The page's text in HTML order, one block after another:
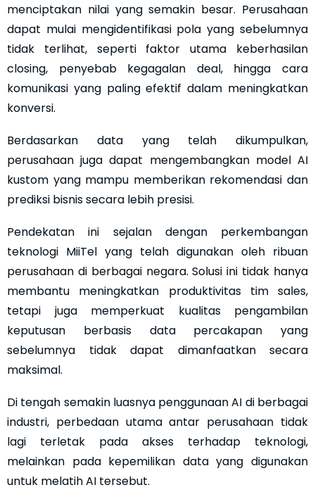
menciptakan nilai yang semakin besar. Perusahaan
dapat mulai mengidentifikasi pola yang sebelumnya
tidak terlihat, seperti faktor utama keberhasilan
closing, penyebab kegagalan deal, hingga cara
komunikasi yang paling efektif dalam meningkatkan
konversi.
Berdasarkan data yang telah dikumpulkan,
perusahaan juga dapat mengembangkan model AI
kustom yang mampu memberikan rekomendasi dan
prediksi bisnis secara lebih presisi.
Pendekatan ini sejalan dengan perkembangan
teknologi MiiTel yang telah digunakan oleh ribuan
perusahaan di berbagai negara. Solusi ini tidak hanya
membantu meningkatkan produktivitas tim sales,
tetapi juga memperkuat kualitas pengambilan
keputusan berbasis data percakapan yang
sebelumnya tidak dapat dimanfaatkan secara
maksimal.
Di tengah semakin luasnya penggunaan AI di berbagai
industri, perbedaan utama antar perusahaan tidak
lagi terletak pada akses terhadap teknologi,
melainkan pada kepemilikan data yang digunakan
untuk melatih AI tersebut.